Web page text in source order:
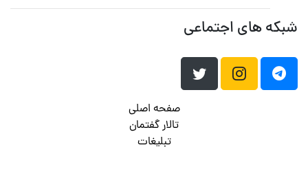
شبکه های اجتماعی
صفحه اصلی
تالار گفتمان
تبلیغات